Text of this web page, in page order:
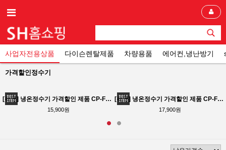
사업자전용상품 다이슨렌탈제품 차량용품 에어컨,냉난방기
가격할인정수기
[쿠쿠] 냉온정수기 가격할인 제품 CP-F603HW 테스크형 사무실 가정용 공장 72개월동안 점검 및 필터교체
15,900원
[쿠쿠] 냉온정수기 가격할인 제품 CP-F603HW
17,900원